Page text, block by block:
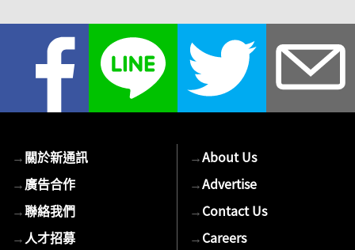
→關於新通訊
→廣告合作
→聯絡我們
→人才招募
→About Us
→Advertise
→Contact Us
→Careers